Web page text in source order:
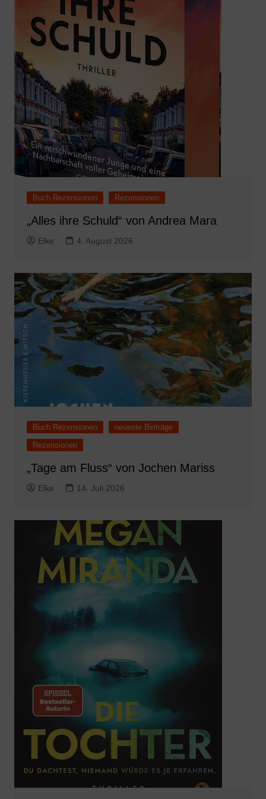
Buch Rezensionen Rezensionen
„Alles ihre Schuld“ von Andrea Mara
Elke 4. August 2026
Buch Rezensionen
neueste Beiträge
Rezensionen
„Tage am Fluss“ von Jochen Mariss
Elke 14. Juli 2026